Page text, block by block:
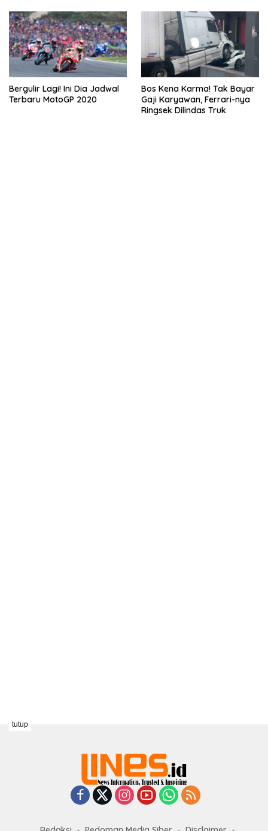
Bergulir Lagi! Ini Dia Jadwal
Terbaru MotoGP 2020
Bos Kena Karma! Tak Bayar
Gaji Karyawan, Ferrari-nya
Ringsek Dilindas Truk
tutup